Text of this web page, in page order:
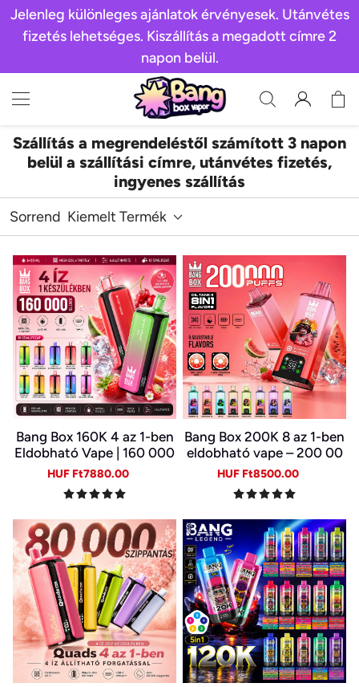
Jelenleg különleges ajánlatok érvényesek. Utánvétes
fizetés lehetséges. Kiszállítás a megadott címre 2
napon belül.
Szállítás a megrendeléstől számított 3 napon
belül a szállítási címre, utánvétes fizetés,
ingyenes szállítás
Sorrend Kiemelt Termék
Bang Box 160K 4 az 1-ben
Eldobható Vape | 160 000
Slukk | 4 Íz Egy Készülékb
en | Type-C | 0–5% Nikotin
Sale
HUF Ft7880.00
Bang Box 200K 8 az 1-ben
eldobható vape – 200 00
0 slukk, 10 íz
Sale
HUF Ft8500.00